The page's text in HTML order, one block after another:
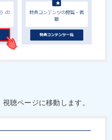
聴ページに移動します。